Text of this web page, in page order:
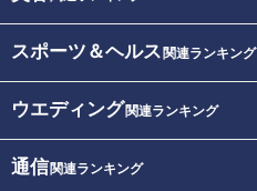
スポーツ＆ヘルス 関連ランキング
ウエディング関連ランキング
通信関連ランキング